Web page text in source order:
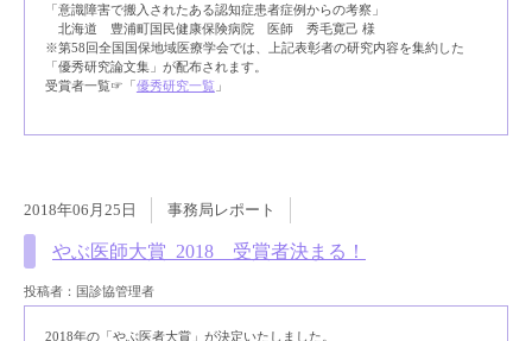
「意識障害で搬入されたある認知症患者症例からの考察」
北海道 豊浦町国民健康保険病院 医師 秀毛寛己 様
※第58回全国国保地域医療学会では、上記表彰者の研究内容を集約した
「優秀研究論文集」が配布されます。
受賞者一覧☞「 優秀研究一覧」
2018年06月25日 事務局レポート
やぶ医師大賞_2018 受賞者決まる！
投稿者：国診協管理者
2018年の「やぶ医者大賞」が決定いたしました。